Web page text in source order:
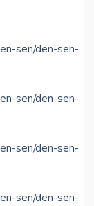
sen/den-sen-
sen/den-sen-
sen/den-sen-
sen/den-sen-